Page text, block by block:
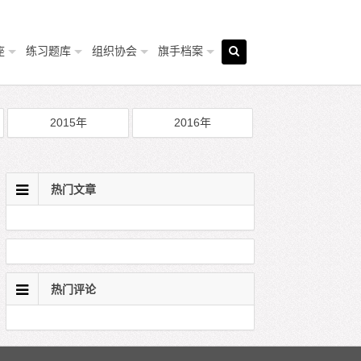
练习题库 组织协会 旗手档案
2015年 2016年
热门文章
热门评论